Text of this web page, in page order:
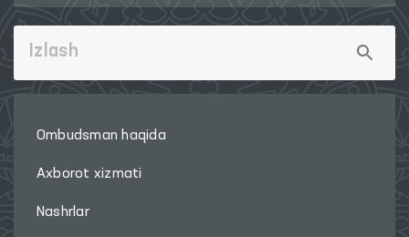
Ombudsman haqida
Axborot xizmati
Nashrlar